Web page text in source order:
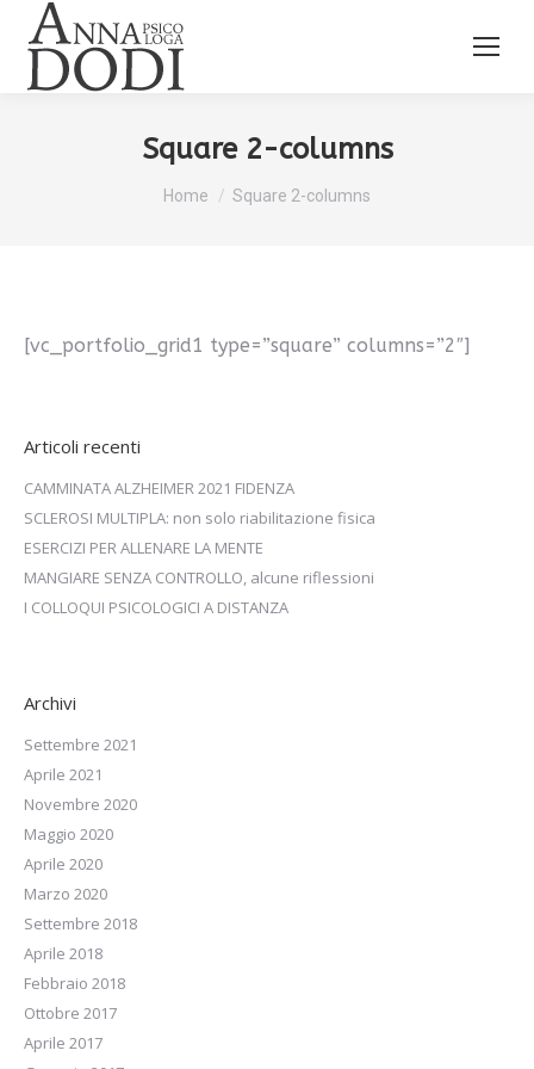
Square 2-columns
You are here:
Home Square 2-columns
[vc_portfolio_grid1 type=”square” columns=”2″]
Articoli recenti
CAMMINATA ALZHEIMER 2021 FIDENZA
SCLEROSI MULTIPLA: non solo riabilitazione fisica
ESERCIZI PER ALLENARE LA MENTE
MANGIARE SENZA CONTROLLO, alcune riflessioni
I COLLOQUI PSICOLOGICI A DISTANZA
Archivi
Settembre 2021
Aprile 2021
Novembre 2020
Maggio 2020
Aprile 2020
Marzo 2020
Settembre 2018
Aprile 2018
Febbraio 2018
Ottobre 2017
Aprile 2017